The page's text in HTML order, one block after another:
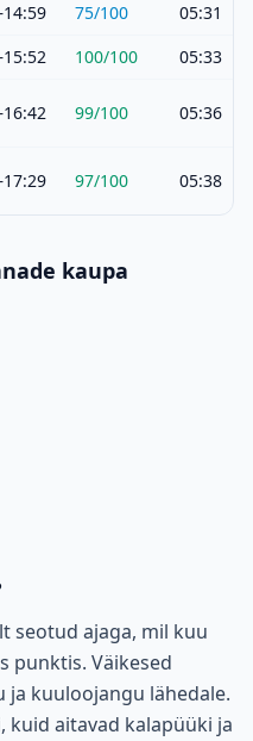
75/100
05:31
100/100 05:33
99/100 05:36
97/100 05:38
kaupa
seotud ajaga, mil kuu
punktis. Väikesed
kuuloojangu lähedale.
kuid aitavad kalapüüki ja